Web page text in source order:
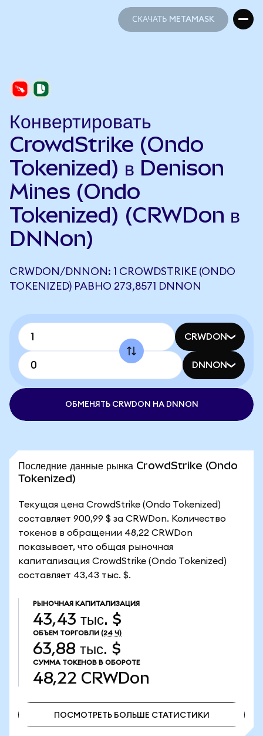
СКАЧАТЬ METAMASK
Конвертировать
CrowdStrike (Ondo
Tokenized) в Denison
Mines (Ondo
Tokenized) (CRWDon в
DNNon)
CRWDON/DNNON: 1 CROWDSTRIKE (ONDO
TOKENIZED) РАВНО 273,8571 DNNON
CRWDON
DNNON
ОБМЕНЯТЬ CRWDON НА DNNON
Последние данные рынка CrowdStrike (Ondo
Tokenized)
Текущая цена CrowdStrike (Ondo Tokenized)
составляет 900,99 $ за CRWDon. Количество
токенов в обращении 48,22 CRWDon
показывает, что общая рыночная
капитализация CrowdStrike (Ondo Tokenized)
составляет 43,43 тыс. $.
РЫНОЧНАЯ КАПИТАЛИЗАЦИЯ
43,43 тыс. $
ОБЪЕМ ТОРГОВЛИ (24 Ч)
63,88 тыс. $
СУММА ТОКЕНОВ В ОБОРОТЕ
48,22 CRWDon
ПОСМОТРЕТЬ БОЛЬШЕ СТАТИСТИКИ